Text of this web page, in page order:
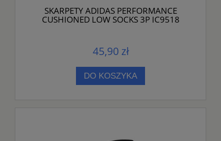
SKARPETY ADIDAS PERFORMANCE
CUSHIONED LOW SOCKS 3P IC9518
45,90 zł
DO KOSZYKA